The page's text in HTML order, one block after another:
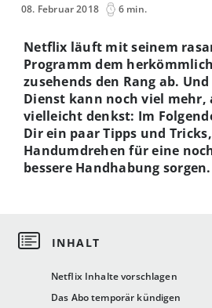
08. Februar 2018 6 min.
Netflix Inhalte vorschlagen
Das Abo temporär kündigen
Netflix läuft mit seinem
Programm dem
zusehends den Rang ab.
Dienst kann noch viel mehr,
vielleicht denkst: Im
Dir ein paar Tipps und
Handumdrehen für eine
bessere Handhabung sorgen.